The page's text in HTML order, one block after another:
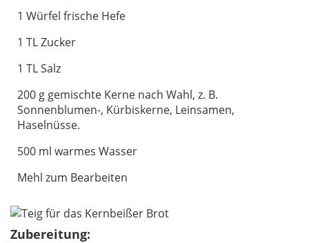
1 Würfel frische Hefe
1 TL Zucker
1 TL Salz
200 g gemischte Kerne nach Wahl, z. B.
Sonnenblumen-, Kürbiskerne, Leinsamen,
Haselnüsse.
500 ml warmes Wasser
Mehl zum Bearbeiten
Zubereitung: